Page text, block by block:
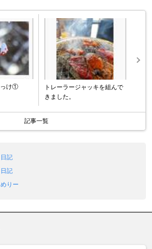
っけ①
トレーラージャッキを組んで
きました。
記事一覧
日記
日記
めりー